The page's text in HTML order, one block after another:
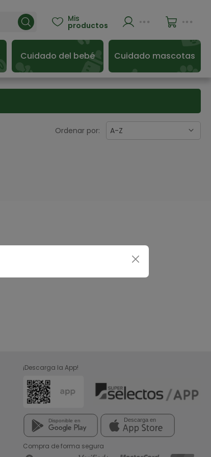
 Mis
productos
Cuidado del bebé Cuidado mascotas
Ordenar por: A-Z
¡Descarga la App!
Compra de forma segura